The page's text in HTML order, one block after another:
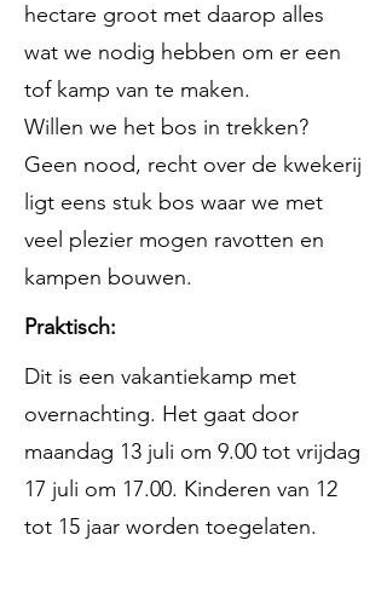
hectare groot met daarop alles
wat we nodig hebben om er een
tof kamp van te maken.
Willen we het bos in trekken?
Geen nood, recht over de kwekerij
ligt eens stuk bos waar we met
veel plezier mogen ravotten en
kampen bouwen.
Praktisch:
Dit is een vakantiekamp met
overnachting. Het gaat door
maandag 13 juli om 9.00 tot vrijdag
17 juli om 17.00. Kinderen van 12
tot 15 jaar worden toegelaten.